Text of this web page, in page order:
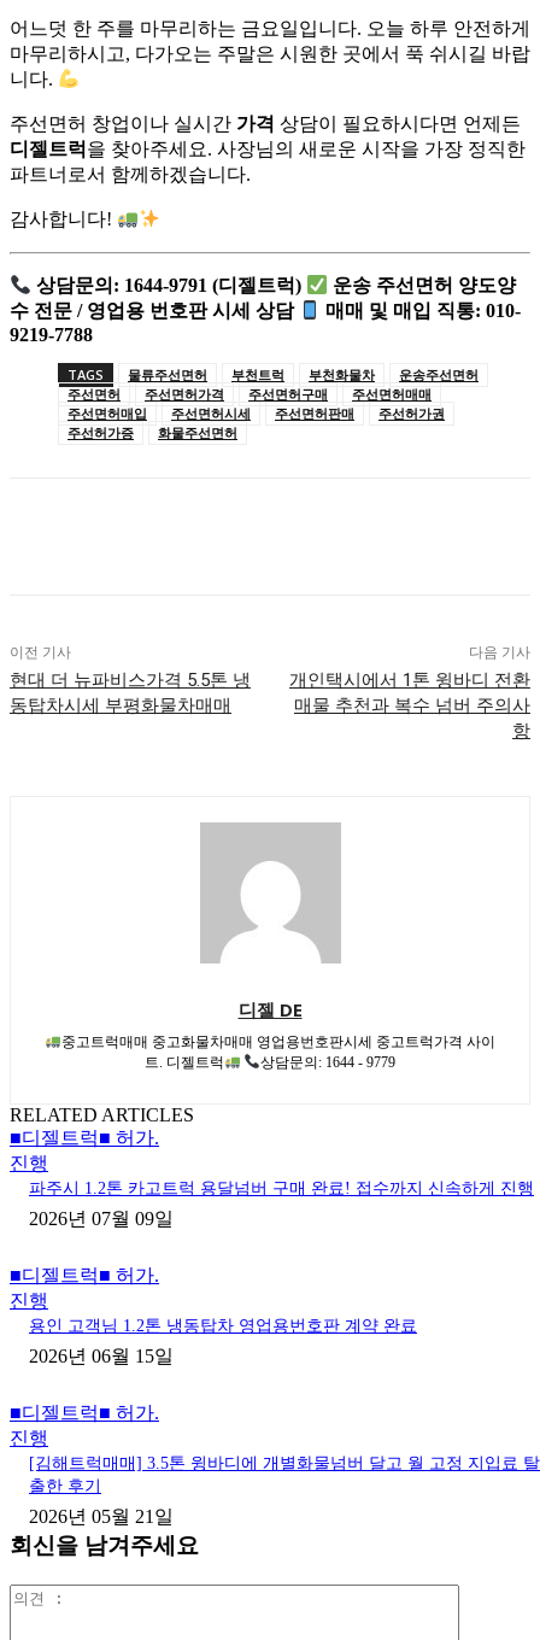
어느덧 한 주를 마무리하는 금요일입니다. 오늘 하루 안전하게
마무리하시고, 다가오는 주말은 시원한 곳에서 푹 쉬시길 바랍
니다.
주선면허 창업이나 실시간 가격 상담이 필요하시다면 언제든
디젤트럭 을 찾아주세요. 사장님의 새로운 시작을 가장 정직한
파트너로서 함께하겠습니다.
감사합니다!
상담문의: 1644-9791 (디젤트럭)
운송 주선면허 양도양
수 전문 / 영업용 번호판 시세 상담
매매 및 매입 직통: 010-
9219-7788
TAGS 물류주선면허 부천트럭 부천화물차
운송주선면허
주선면허
주선면허가격 주선면허구매
주선면허매매
주선면허매입
주선면허시세 주선면허판매
주선허가권
주선허가증
화물주선면허
이전 기사
현대 더 뉴파비스가격 5.5톤 냉
동탑차시세 부평화물차매매
다음 기사
개인택시에서 1톤 윙바디 전환
매물 추천과 복수 넘버 주의사
항
디젤 DE
중고트럭매매 중고화물차매매 영업용번호판시세 중고트럭가격 사이
트. 디젤트럭
상담문의: 1644 - 9779
RELATED ARTICLES
■디젤트럭■ 허가.
진행
파주시 1.2톤 카고트럭 용달넘버 구매 완료! 접수까지 신속하게 진행
2026년 07월 09일
■디젤트럭■ 허가.
진행
용인 고객님 1.2톤 냉동탑차 영업용번호판 계약 완료
2026년 06월 15일
■디젤트럭■ 허가.
진행
[김해트럭매매] 3.5톤 윙바디에 개별화물넘버 달고 월 고정 지입료 탈
출한 후기
2026년 05월 21일
회신을 남겨주세요